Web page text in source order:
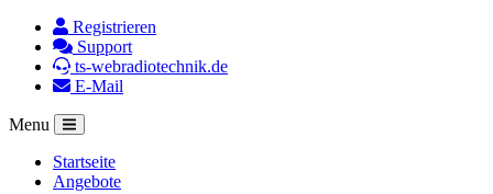
Registrieren
Support
ts-webradiotechnik.de
E-Mail
Menu
Startseite
Angebote